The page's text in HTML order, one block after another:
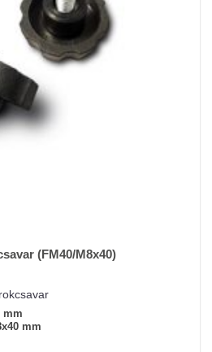
(FM40/M8x40)
mm
mm